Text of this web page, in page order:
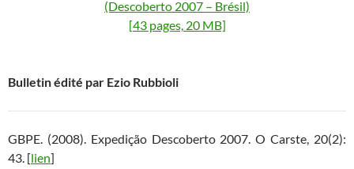
(Descoberto 2007 – Brésil)
[43 pages, 20 MB]
Bulletin édité par Ezio Rubbioli
GBPE. (2008). Expedição Descoberto 2007. O Carste, 20(2):
43. [lien]